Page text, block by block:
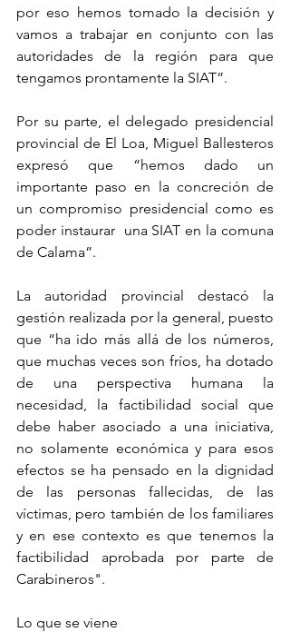
por eso hemos tomado la decisión y
vamos a trabajar en conjunto con las
autoridades de la región para que
tengamos prontamente la SIAT”.
Por su parte, el delegado presidencial
provincial de El Loa, Miguel Ballesteros
expresó que “hemos dado un
importante paso en la concreción de
un compromiso presidencial como es
poder instaurar  una SIAT en la comuna
de Calama”.
La autoridad provincial destacó la
gestión realizada por la general, puesto
que “ha ido más allá de los números,
que muchas veces son fríos, ha dotado
de una perspectiva humana la
necesidad, la factibilidad social que
debe haber asociado a una iniciativa,
no solamente económica y para esos
efectos se ha pensado en la dignidad
de las personas fallecidas, de las
víctimas, pero también de los familiares
y en ese contexto es que tenemos la
factibilidad aprobada por parte de
Carabineros".
Lo que se viene